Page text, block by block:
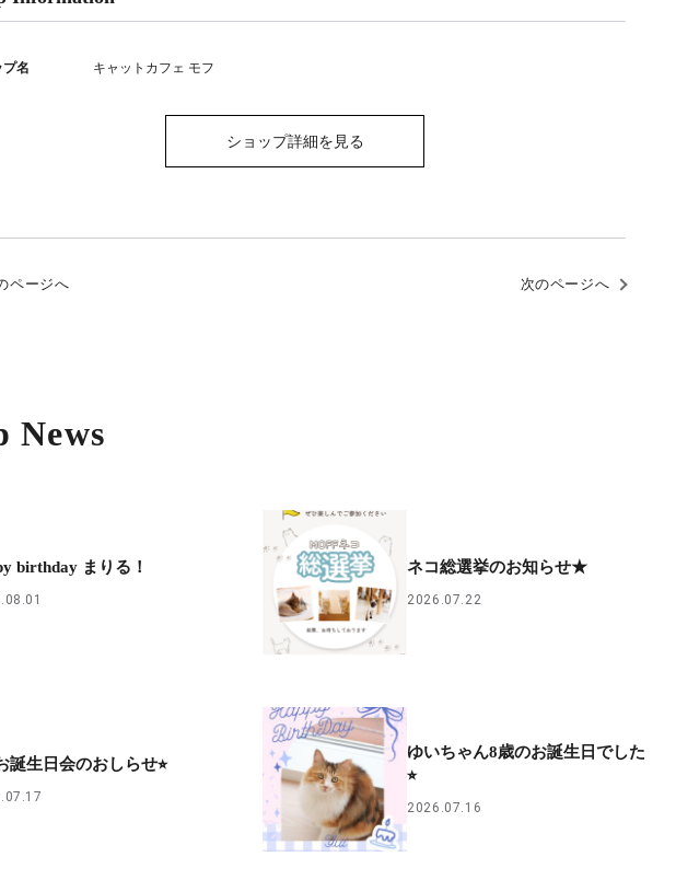
プ名 キャットカフェ モフ
ショップ詳細を見る
ページへ 次のページへ
News
birthday まりる！ ネコ総選挙のお知らせ★
2026.07.22
誕生日会のおしらせ⭐︎
ゆいちゃん8歳のお誕生日でした
⭐︎
2026.07.16